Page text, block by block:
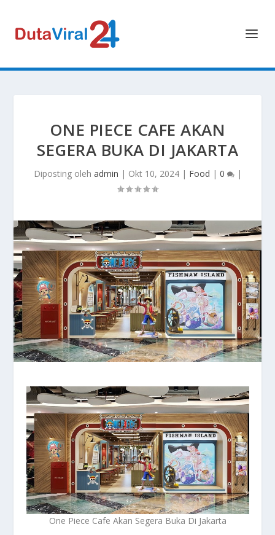
ONE PIECE CAFE AKAN
SEGERA BUKA DI JAKARTA
Diposting oleh admin | Okt 10, 2024| Food | 0 |
One Piece Cafe Akan Segera Buka Di Jakarta